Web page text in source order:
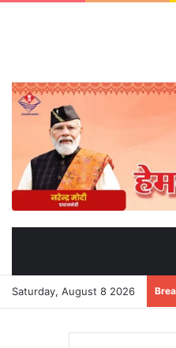
Saturday, August 8 2026